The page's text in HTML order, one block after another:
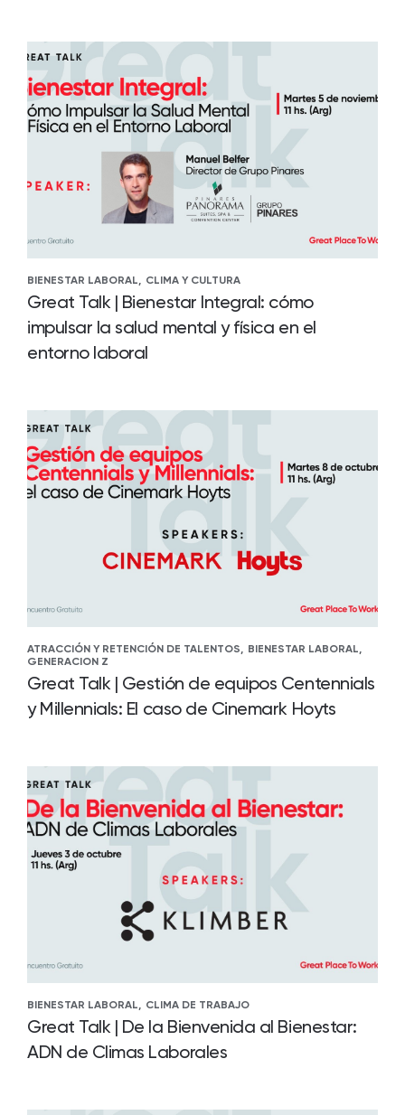
BIENESTAR LABORAL, CLIMA Y CULTURA
Great Talk | Bienestar Integral: cómo
impulsar la salud mental y física en el
entorno laboral
ATRACCIÓN Y RETENCIÓN DE TALENTOS, BIENESTAR LABORAL,
GENERACION Z
Great Talk | Gestión de equipos Centennials
y Millennials: El caso de Cinemark Hoyts
BIENESTAR LABORAL, CLIMA DE TRABAJO
Great Talk | De la Bienvenida al Bienestar:
ADN de Climas Laborales